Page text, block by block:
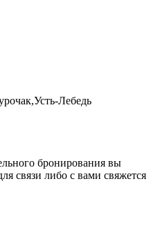
Лебедь
бронирования вы
связи либо с вами свяжется